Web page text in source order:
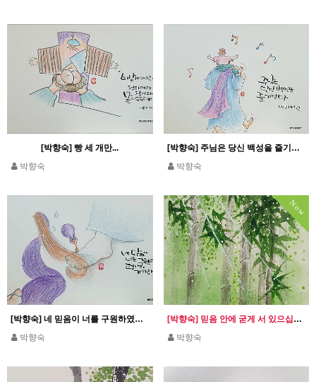
[박향숙] 빵 세 개만...
박향숙
[박향숙] 주님은 당신 백성을 즐기신다_시편 149,4
박향숙
[박향숙] 네 믿음이 너를 구원하였다 평안히 가거라
박향숙
Now
[박향숙] 믿음 안에 굳게 서 있으십시오_1코린 16,13
박향숙